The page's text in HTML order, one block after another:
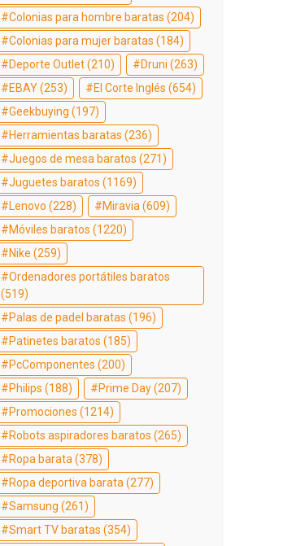
Colonias para hombre baratas (204)
Colonias para mujer baratas (184)
Deporte Outlet(210) Druni (263)
EBAY(253) El Corte Inglés (654)
Geekbuying (197)
Herramientas baratas (236)
Juegos de mesa baratos (271)
Juguetes baratos (1169)
Lenovo (228) Miravia (609)
Móviles baratos (1220)
Nike (259)
Ordenadores portátiles baratos
(519)
Palas de padel baratas (196)
Patinetes baratos (185)
PcComponentes (200)
Philips (188) Prime Day(207)
Promociones (1214)
Robots aspiradores baratos (265)
Ropa barata (378)
Ropa deportiva barata (277)
Samsung (261)
Smart TV baratas (354)